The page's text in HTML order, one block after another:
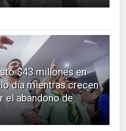
$43 millones en
día mientras crecen
el abandono de